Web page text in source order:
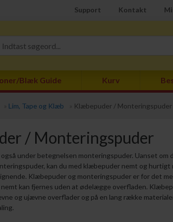
Support Kontakt
Blæk Guide Kurv
Lim, Tape og Klæb Klæbepuder / Monteringspuder
/ Monteringspuder
under betegnelsen monteringspuder. Uanset om
kan du med klæbepuder nemt og hurtigt
Klæbepuder og monteringspuder er for det
kan fjernes uden at ødelægge overfladen.
og ujævne overflader og på en lang række